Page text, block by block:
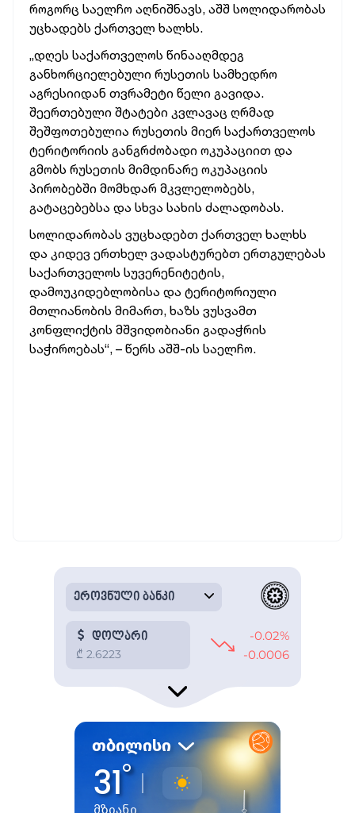
როგორც საელჩო აღნიშნავს, აშშ სოლიდარობას
უცხადებს ქართველ ხალხს.
„დღეს საქართველოს წინააღმდეგ
განხორციელებული რუსეთის სამხედრო
აგრესიიდან თვრამეტი წელი გავიდა.
შეერთებული შტატები კვლავაც ღრმად
შეშფოთებულია რუსეთის მიერ საქართველოს
ტერიტორიის განგრძობადი ოკუპაციით და
გმობს რუსეთის მიმდინარე ოკუპაციის
პირობებში მომხდარ მკვლელობებს,
გატაცებებსა და სხვა სახის ძალადობას.
სოლიდარობას ვუცხადებთ ქართველ ხალხს
და კიდევ ერთხელ ვადასტურებთ ერთგულებას
საქართველოს სუვერენიტეტის,
დამოუკიდებლობისა და ტერიტორიული
მთლიანობის მიმართ, ხაზს ვუსვამთ
კონფლიქტის მშვიდობიანი გადაჭრის
საჭიროებას“, – წერს აშშ-ის საელჩო.